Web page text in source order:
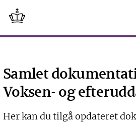
Samlet
Voksen- og
Her kan du tilgå opdateret